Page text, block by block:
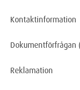
Kontaktinformation
Dokumentförfrågan
Reklamation